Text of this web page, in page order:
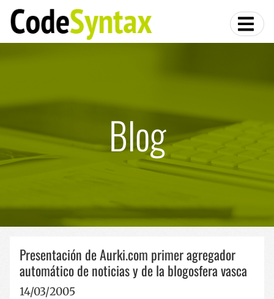
Blog
Presentación de Aurki.com primer agregador
automático de noticias y de la blogosfera vasca
14/03/2005